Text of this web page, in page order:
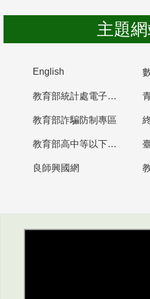
主題
English
教育部統計處電子書櫃
教育部詐騙防制專區
教育部高中等以下學校及幼兒園教師資格檢定考試
良師興國網